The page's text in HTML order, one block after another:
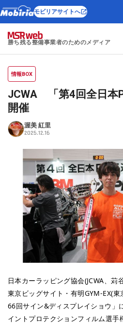
モビリアサイトへ
勝ち残る整備事業者のためのメディア
情報BOX
JCWA 「第4回全日本
開催
渥美 紅里
2025.12.16
日本カーラッピング協会(JCWA、苅
東京ビッグサイト・有明GYM-EX(
66回サイン&ディスプレイショウ」
イントプロテクションフィルム選手